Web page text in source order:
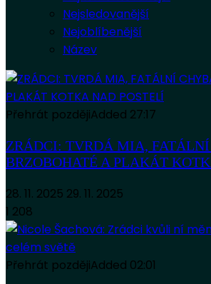
Nejsledovanější
Nejoblíbenější
Název
Přehrát pozdějiAdded 27:17
ZRÁDCI: TVRDÁ MIA,
BRZOBOHATÉ A PLAKÁT
28. 11. 2025 29. 11. 2025
1 208
Přehrát pozdějiAdded 02:01